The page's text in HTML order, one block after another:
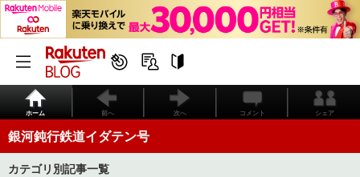
ホーム 前へ 次へ コメント シェア
銀河鈍行鉄道イダテン号
カテゴリ別記事一覧